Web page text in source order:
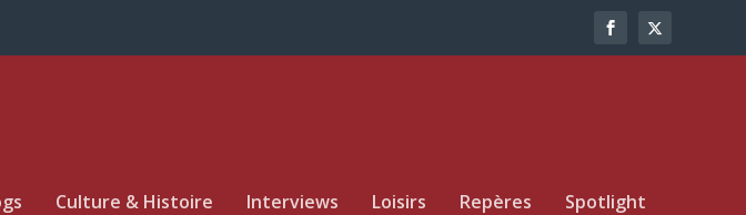
Culture & Histoire Interviews Loisirs Repères Spotlight